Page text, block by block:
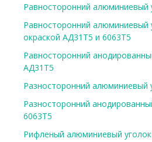
Равносторонний алюминиевый
Равносторонний алюминиевый
окраской АД31Т5 и 6063Т5
Равносторонний
АД31Т5
Разносторонний алюминиевый
Разносторонний
6063Т5
Рифленый алюминиевый уголок